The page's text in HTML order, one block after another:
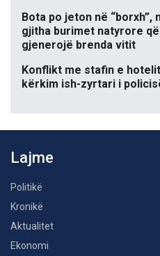
Bota po jeton në
gjitha burimet natyrore
gjenerojë brenda vitit
Konflikt me stafin e
kërkim ish-zyrtari i
Lajme
Politikë
Kronikë
Aktualitet
Ekonomi